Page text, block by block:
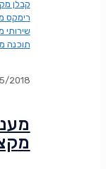
קבלן
רימקס
שירותי
תוכנה
2018